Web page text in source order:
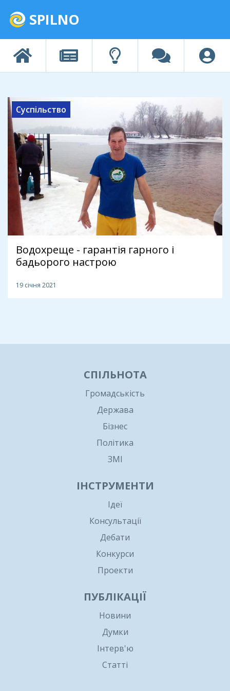
SPILNO
Суспільство
Водохреще - гарантія гарного і
бадьорого настрою
19 січня 2021
СПІЛЬНОТА
Громадськість
Держава
Бізнес
Політика
ЗМІ
ІНСТРУМЕНТИ
Ідеї
Консультації
Дебати
Конкурси
Проекти
ПУБЛІКАЦІЇ
Новини
Думки
Інтерв'ю
Статті